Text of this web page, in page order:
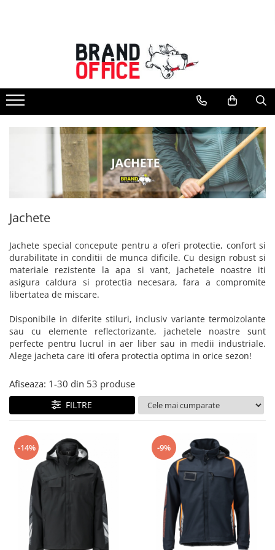
Unitate Protejata - PRODUCTIE
Hartie copiator si produse
tipografice
Produse consumabile din hartie
Detergenti si dezinfectanti
Formulare tipizate
Saci menajeri (Unitate Protejata)
Agende, calendare si organizatoare
Organizatoare business
Birotica si papetarie
Hartie si articole din hartie
Bibliorafturi, caiete mecanice,
separatoare
Caiete si blocnotesuri
Dosare, folii protectie si mape
Etichetare si ambalare
Arhivare si depozitare
Instrumente de scris
Pixuri de plastic
Pixuri metalice
Pixuri cu gel
Stilouri
Seturi de scris Premium
Instrumente de scris eco
Creioane mecanice si grafit
Jachete
Jachete special concepute pentru a oferi protectie, confort si
durabilitate in conditii de munca dificile. Cu design robust si
materiale rezistente la apa si vant, jachetele noastre iti
asigura caldura si protectia necesara, fara a compromite
libertatea de miscare.
Disponibile in diferite stiluri, inclusiv variante termoizolante
sau cu elemente reflectorizante, jachetele noastre sunt
perfecte pentru lucrul in aer liber sau in medii industriale.
Alege jacheta care iti ofera protectia optima in orice sezon!
Afiseaza: 1-30 din 53 produse
FILTRE
-14% -9%